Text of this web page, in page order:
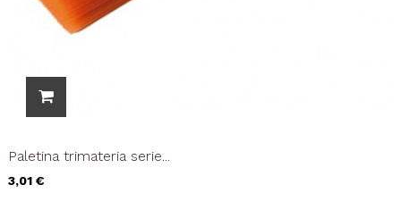
Paletina trimateria serie...
Precio
3,01 €